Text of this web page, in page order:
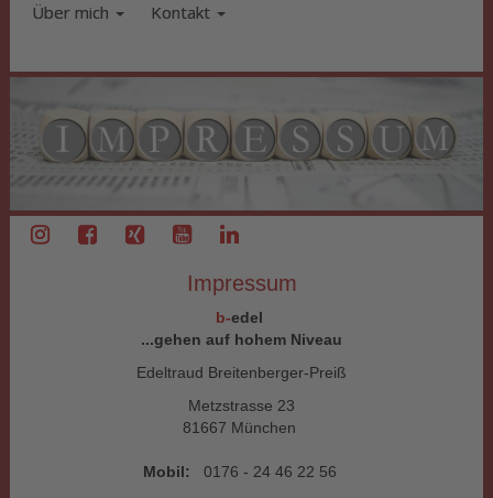
Über mich Kontakt
Impressum
b-edel
...gehen auf hohem Niveau
Edeltraud Breitenberger-Preiß
Metzstrasse 23
81667 München
Mobil: 0176 - 24 46 22 56